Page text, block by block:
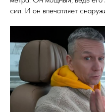
сил. И он впечатляет